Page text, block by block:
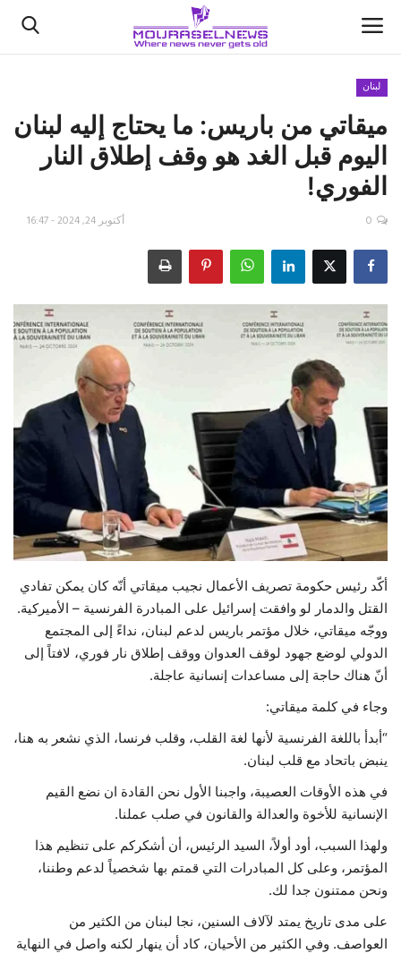
الأخبار
كتّابنا
السعودية
اقتصاد
علوم وتكنولوجيا
رياضة
حياة
لبنان
ميقاتي من باريس: ما يحتاج إليه لبنان
اليوم قبل الغد هو وقف إطلاق النار
الفوري!
أكتوبر 24, 2024 - 16:47 0
أكّد رئيس حكومة تصريف الأعمال نجيب ميقاتي أنّه كان يمكن تفادي
القتل والدمار لو وافقت إسرائيل على المبادرة الفرنسية – الأميركية.
ووجّه ميقاتي، خلال مؤتمر باريس لدعم لبنان، نداءً إلى المجتمع
الدولي لوضع جهود لوقف العدوان ووقف إطلاق نار فوري، لافتاً إلى
أنّ هناك حاجة إلى مساعدات إنسانية عاجلة.
وجاء في كلمة ميقاتي:
“أبدأ باللغة الفرنسية لأنها لغة القلب، وقلب فرنسا، الذي نشعر به هنا،
ينبض باتحاد مع قلب لبنان.
في هذه الأوقات العصيبة، واجبنا الأول نحن القادة ان نضع القيم
الإنسانية للأخوة والعدالة والقانون في صلب عملنا.
ولهذا السبب، أود أولاً، السيد الرئيس، أن أشكركم على تنظيم هذا
المؤتمر، وعلى كل المبادرات التي قمتم بها شخصياً لدعم وطننا،
ونحن ممتنون جدا لك.
على مدى تاريخ يمتد لآلاف السنين، نجا لبنان من الكثير من
العواصف. وفي الكثير من الأحيان، كاد أن ينهار لكنه واصل في النهاية